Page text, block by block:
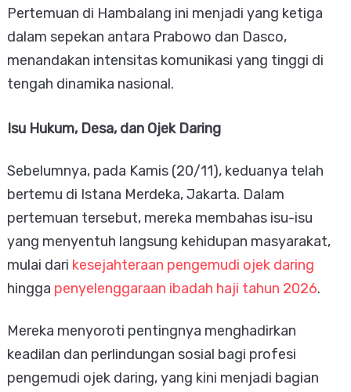
Pertemuan di Hambalang ini menjadi yang ketiga
dalam sepekan antara Prabowo dan Dasco,
menandakan intensitas komunikasi yang tinggi di
tengah dinamika nasional.
Isu Hukum, Desa, dan Ojek Daring
Sebelumnya, pada Kamis (20/11), keduanya telah
bertemu di Istana Merdeka, Jakarta. Dalam
pertemuan tersebut, mereka membahas isu-isu
yang menyentuh langsung kehidupan masyarakat,
mulai dari kesejahteraan pengemudi ojek daring
hingga penyelenggaraan ibadah haji tahun 2026.
Mereka menyoroti pentingnya menghadirkan
keadilan dan perlindungan sosial bagi profesi
pengemudi ojek daring, yang kini menjadi bagian